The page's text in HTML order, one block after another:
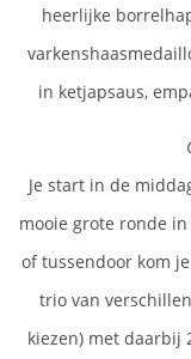
heerlijke
in ketjapsaus,
Je start in de
mooie grote ronde
of tussendoor kom
trio van
kiezen) met daarbij